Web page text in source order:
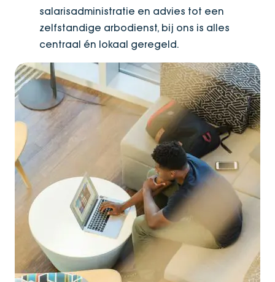
salarisadministratie en advies tot een
zelfstandige arbodienst, bij ons is alles
centraal én lokaal geregeld.